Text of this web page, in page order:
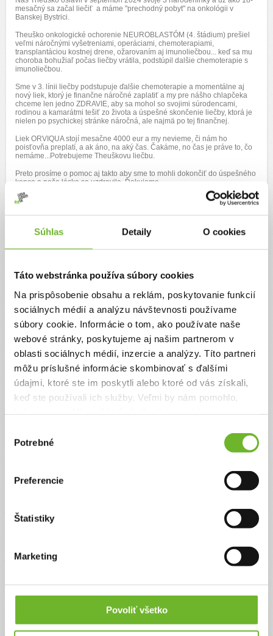
Súhlas Detaily O cookies
Táto webstránka používa súbory cookies
Na prispôsobenie obsahu a reklám, poskytovanie funkcií
sociálnych médií a analýzu návštevnosti používame
súbory cookie. Informácie o tom, ako používate naše
webové stránky, poskytujeme aj našim partnerom v
oblasti sociálnych médií, inzercie a analýzy. Títo partneri
môžu príslušné informácie skombinovať s ďalšími
údajmi, ktoré ste im poskytli alebo ktoré od vás získali,
keď ste používali ich služby. Veľmi by nám pomohlo,
súhlasu
Potrebné
Preferencie
Štatistiky
Marketing
Povoliť všetko
mesačný sa začal liečiť a máme "prechodný pobyt" na onkológii v
Banskej Bystrici.
Theuško onkologické ochorenie NEUROBLASTÓM (4. štádium) prešiel
veľmi náročnými vyšetreniami, operáciami, chemoterapiami,
transplantáciou kostnej drene, ožarovaním aj imunoliečbou... keď sa mu
choroba bohužiaľ počas liečby vrátila, podstúpil dalšie chemoterapie s
imunoliečbou.
Sme v 3. línii liečby podstupuje ďalšie chemoterapie a momentálne aj
nový liek, ktorý je finančne náročné zaplatiť a my pre nášho chlapčeka
chceme len jedno ZDRAVIE, aby sa mohol so svojimi súrodencami,
rodinou a kamarátmi tešiť zo života a úspešné skončenie liečby, ktorá je
nielen po psychickej stránke náročná, ale najmä po tej finančnej.
Liek ORVIQUAstojí mesačne 4000 eur a my nevieme, či nám ho
poisťovňa preplatí, a ak áno, na aký čas. Čakáme, no čas je práve to, čo
nemáme...Potrebujeme Theuškovu liečbu.
Preto prosíme o pomoc aj takto aby sme to mohli dokončiť do úspešného
konca a naša láska sa uzdravila. Ďakujeme
Aktualizácie
Rozlúčka s Theuškom
24. júl 2025
Milí darcovia, priatelia a všetci, ktorí ste stáli pri nás,
s obrovskou bolesťou v srdci vám chceme oznámiť, že náš
milovaný synček Theuško nás opustil. Napriek všetkej snahe
telo už nedokázalo ďalej bojovať.
Ďakujeme vám z celého srdca, že ste boli súčasťou jeho príbehu.
Vaša pomoc – či už finančná, alebo ľudská – nám dodávala nádej,
silu a vedomie, že na to nie sme sami.
radioterapiu (ožiare) kde mal Theuško na ľavej strane uzlinu, kde
sa na prešetrení ukázalo, že choroba sa vracia, podchytili sme to
včas. Avšak počas liečby rádioterapie sa nám na iných miestach
ako keby odznova, sme v ďalšej línii liečby, kde sa nám opäť
Nevieme čo bude ďalej, ale veríme v to najlepšie. Vzhľadom na